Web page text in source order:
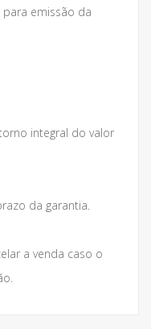
para emissão da
integral do valor
da garantia.
a venda caso o